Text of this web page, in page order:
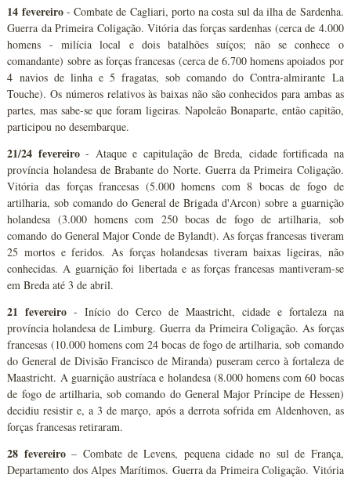
14 fevereiro- Combate de Cagliari, porto na costa sul da ilha de Sardenha.
Guerra da Primeira Coligação. Vitória das forças sardenhas (cerca de 4.000
homens - milícia local e dois batalhões suíços; não se conhece o
comandante) sobre as forças francesas (cerca de 6.700 homens apoiados por
4 navios de linha e 5 fragatas, sob comando do Contra-almirante La
Touche). Os números relativos às baixas não são conhecidos para ambas as
partes, mas sabe-se que foram ligeiras. Napoleão Bonaparte, então capitão,
participou no desembarque.
21/24 fevereiro- Ataque e capitulação de Breda, cidade fortificada na
província holandesa de Brabante do Norte. Guerra da Primeira Coligação.
Vitória das forças francesas (5.000 homens com 8 bocas de fogo de
artilharia, sob comando do General de Brigada d'Arcon) sobre a guarnição
holandesa (3.000 homens com 250 bocas de fogo de artilharia, sob
comando do General Major Conde de Bylandt). As forças francesas tiveram
25 mortos e feridos. As forças holandesas tiveram baixas ligeiras, não
conhecidas. A guarnição foi libertada e as forças francesas mantiveram-se
em Breda até 3 de abril.
21 fevereiro - Início do Cerco de Maastricht, cidade e fortaleza na
província holandesa de Limburg. Guerra da Primeira Coligação. As forças
francesas (10.000 homens com 24 bocas de fogo de artilharia, sob comando
do General de Divisão Francisco de Miranda) puseram cerco à fortaleza de
Maastricht. A guarnição austríaca e holandesa (8.000 homens com 60 bocas
de fogo de artilharia, sob comando do General Major Príncipe de Hessen)
decidiu resistir e, a 3 de março, após a derrota sofrida em Aldenhoven, as
forças francesas retiraram.
28 fevereiro– Combate de Levens, pequena cidade no sul de França,
Departamento dos Alpes Marítimos. Guerra da Primeira Coligação. Vitória